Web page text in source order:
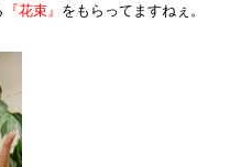
『花束』 をもらってますねぇ。